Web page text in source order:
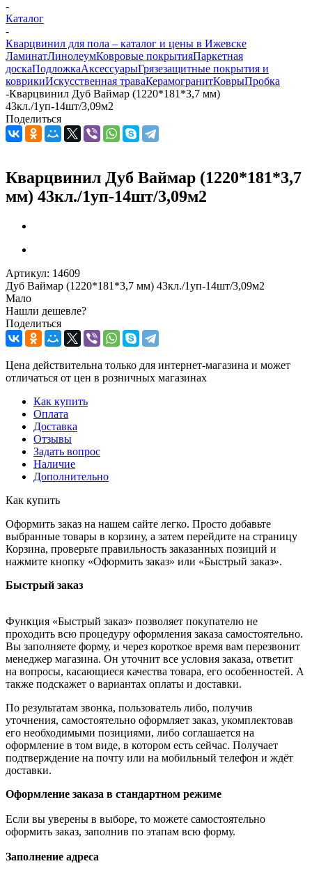
-
Каталог
-
Кварцвинил для пола – каталог и цены в Ижевске
ЛаминатЛинолеумКовровые покрытияПаркетная
доскаПодложкаАксессуарыГрязезащитные покрытия и
коврикиИскусственная траваКерамогранитКоврыПробка
-Кварцвинил Дуб Ваймар (1220*181*3,7 мм)
43кл./1уп-14шт/3,09м2
Поделиться
Кварцвинил Дуб Ваймар (1220*181*3,7
мм) 43кл./1уп-14шт/3,09м2
Артикул: 14609
Дуб Ваймар (1220*181*3,7 мм) 43кл./1уп-14шт/3,09м2
Мало
Нашли дешевле?
Поделиться
Цена действительна только для интернет-магазина и может
отличаться от цен в розничных магазинах
Как купить
Оплата
Доставка
Отзывы
Задать вопрос
Наличие
Дополнительно
Как купить
Оформить заказ на нашем сайте легко. Просто добавьте
выбранные товары в корзину, а затем перейдите на страницу
Корзина, проверьте правильность заказанных позиций и
нажмите кнопку «Оформить заказ» или «Быстрый заказ».
Быстрый заказ
Функция «Быстрый заказ» позволяет покупателю не
проходить всю процедуру оформления заказа самостоятельно.
Вы заполняете форму, и через короткое время вам перезвонит
менеджер магазина. Он уточнит все условия заказа, ответит
на вопросы, касающиеся качества товара, его особенностей. А
также подскажет о вариантах оплаты и доставки.
По результатам звонка, пользователь либо, получив
уточнения, самостоятельно оформляет заказ, укомплектовав
его необходимыми позициями, либо соглашается на
оформление в том виде, в котором есть сейчас. Получает
подтверждение на почту или на мобильный телефон и ждёт
доставки.
Оформление заказа в стандартном режиме
Если вы уверены в выборе, то можете самостоятельно
оформить заказ, заполнив по этапам всю форму.
Заполнение адреса